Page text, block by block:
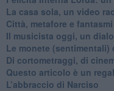
​La casa sola, un video
​Città, metafore e fantasmi
Il musicista oggi, un
Le monete (sentimentali)
​Di cortometraggi, di
​Questo articolo è un
L’abbraccio di Narciso